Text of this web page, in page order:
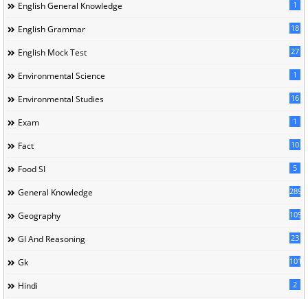
English General Knowledge 1
English Grammar 18
English Mock Test 27
Environmental Science 1
Environmental Studies 16
Exam 1
Fact 10
Food SI 5
General Knowledge 289
Geography 105
GI And Reasoning 23
Gk 101
Hindi 2